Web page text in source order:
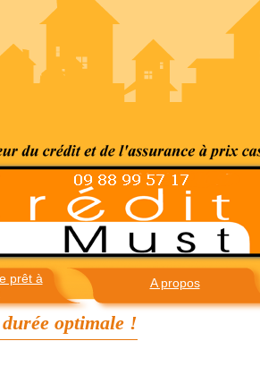
prêt à
A propos
optimale !